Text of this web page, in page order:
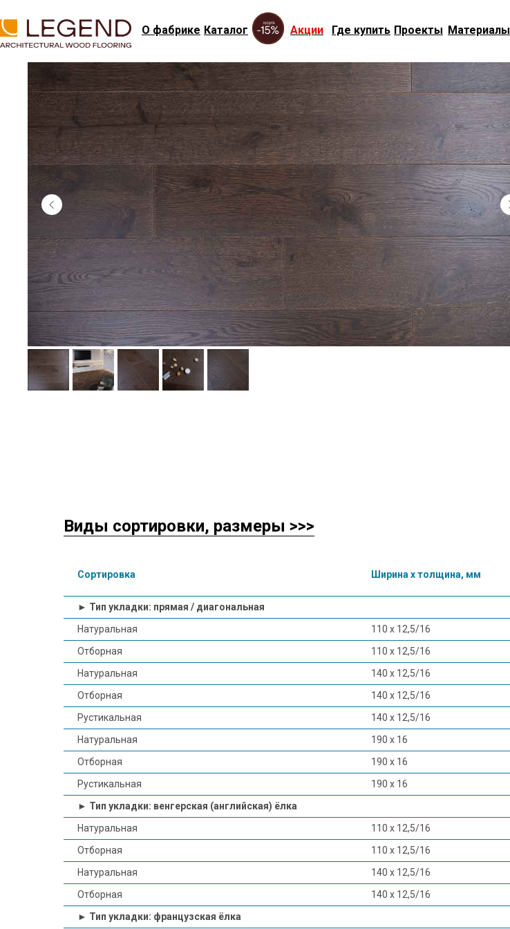
О фабрике Каталог Акции Где купить Проекты Материалы
Виды сортировки, размеры >>>
Сортировка Ширина х толщина, мм
► Тип укладки: прямая / диагональная
Натуральная
110 х 12,5/16
Отборная
110 х 12,5/16
Натуральная
140 х 12,5/16
Отборная
140 х 12,5/16
Рустикальная
140 х 12,5/16
Натуральная
190 х 16
Отборная
190 х 16
Рустикальная
190 х 16
► Тип укладки: венгерская (английская) ёлка
Натуральная
110 х 12,5/16
Отборная
110 х 12,5/16
Натуральная
140 х 12,5/16
Отборная
140 х 12,5/16
► Тип укладки: французская ёлка